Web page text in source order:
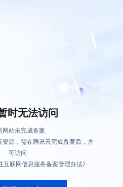
时无法访问
网站未完成备案
资源，需在腾讯云完成备案后，方
可访问
互联网信息服务备案管理办法》